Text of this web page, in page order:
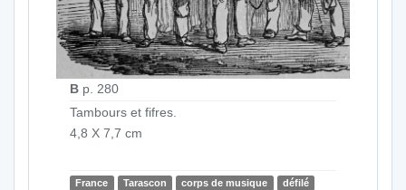
B p. 280
Tambours et fifres.
4,8 X 7,7 cm
France Tarascon corps de musique
défilé